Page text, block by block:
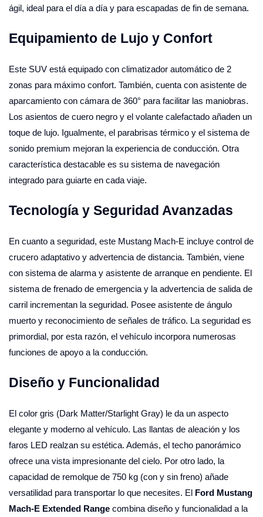
ágil, ideal para el día a día y para escapadas de fin de semana.
Equipamiento de Lujo y Confort
Este SUV está equipado con climatizador automático de 2
zonas para máximo confort. También, cuenta con asistente de
aparcamiento con cámara de 360° para facilitar las maniobras.
Los asientos de cuero negro y el volante calefactado añaden un
toque de lujo. Igualmente, el parabrisas térmico y el sistema de
sonido premium mejoran la experiencia de conducción. Otra
característica destacable es su sistema de navegación
integrado para guiarte en cada viaje.
Tecnología y Seguridad Avanzadas
En cuanto a seguridad, este Mustang Mach-E incluye control de
crucero adaptativo y advertencia de distancia. También, viene
con sistema de alarma y asistente de arranque en pendiente. El
sistema de frenado de emergencia y la advertencia de salida de
carril incrementan la seguridad. Posee asistente de ángulo
muerto y reconocimiento de señales de tráfico. La seguridad es
primordial, por esta razón, el vehículo incorpora numerosas
funciones de apoyo a la conducción.
Diseño y Funcionalidad
El color gris (Dark Matter/Starlight Gray) le da un aspecto
elegante y moderno al vehículo. Las llantas de aleación y los
faros LED realzan su estética. Además, el techo panorámico
ofrece una vista impresionante del cielo. Por otro lado, la
capacidad de remolque de 750 kg (con y sin freno) añade
versatilidad para transportar lo que necesites. El Ford Mustang
Mach-E Extended Range combina diseño y funcionalidad a la